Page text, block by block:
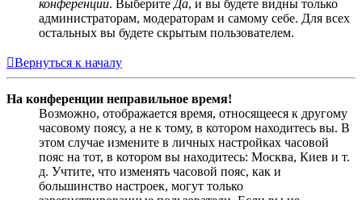
конференции. Выберите Да, и вы будете видны только
администраторам, модераторам и самому себе. Для всех
остальных вы будете скрытым пользователем.
Вернуться к началу
На конференции неправильное время!
Возможно, отображается время, относящееся к другому
часовому поясу, а не к тому, в котором находитесь вы. В
этом случае измените в личных настройках часовой
пояс на тот, в котором вы находитесь: Москва, Киев и т.
д. Учтите, что изменять часовой пояс, как и
большинство настроек, могут только